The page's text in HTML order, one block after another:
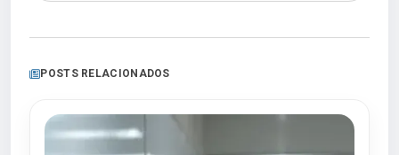
POSTS RELACIONADOS